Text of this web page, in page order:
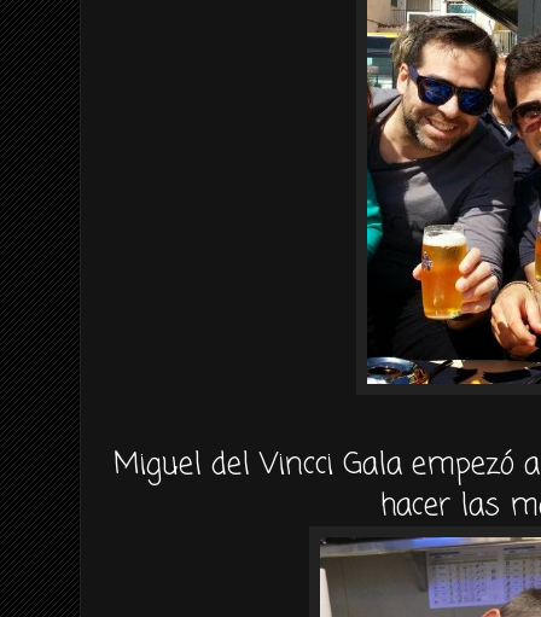
Miguel del Vincci Gala
hacer las